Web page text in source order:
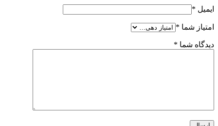
*
شما*
شما*